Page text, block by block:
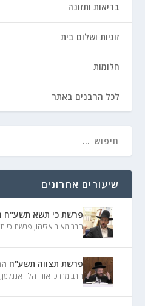
בריאות ותזונה
זוגיות ושלום בית
חלומות
לכל הרבנים באתר
שיעורים אחרונים
פרשת כי תשא תשע"ח
הרב מאיר אליהו, פרשת כי
פרשת תצווה תשע"ח
הרב מרדכי אורי הלוי אנגלמן,